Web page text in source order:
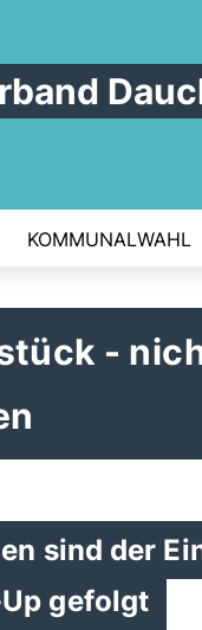
KOMMUNALWAHL
-
sind der
gefolgt